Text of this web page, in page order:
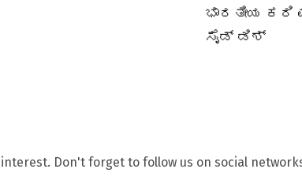
ಭಾರತೀಯ ಕರಿ
ಸೈಡ್ ಡಿಶ್
Don't forget to follow us on social